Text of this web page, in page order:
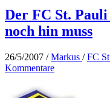
Der FC St.
noch hin muss
26/5/2007 /Markus /FC
Kommentare